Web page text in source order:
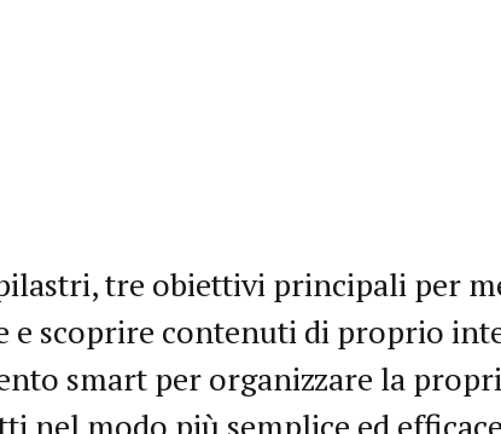
tre obiettivi principali per
scoprire contenuti di proprio
smart per organizzare la
nel modo più semplice ed